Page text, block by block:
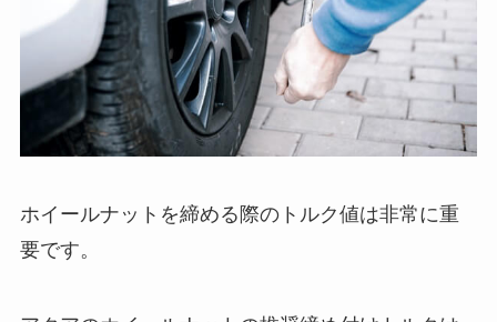
ホイールナットを締める際のトルク値は非常に重
要です。